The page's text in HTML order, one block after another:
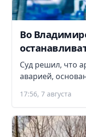
Во
Суд решил, что
аварией,
17:56, 7 августа